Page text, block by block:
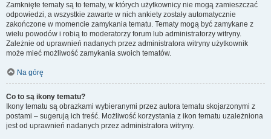
Zamknięte tematy są to tematy, w których użytkownicy nie mogą zamieszczać
odpowiedzi, a wszystkie zawarte w nich ankiety zostały automatycznie
zakończone w momencie zamykania tematu. Tematy mogą być zamykane z
wielu powodów i robią to moderatorzy forum lub administratorzy witryny.
Zależnie od uprawnień nadanych przez administratora witryny użytkownik
może mieć możliwość zamykania swoich tematów.
Na górę
Co to są ikony tematu?
Ikony tematu są obrazkami wybieranymi przez autora tematu skojarzonymi z
postami – sugerują ich treść. Możliwość korzystania z ikon tematu uzależniona
jest od uprawnień nadanych przez administratora witryny.